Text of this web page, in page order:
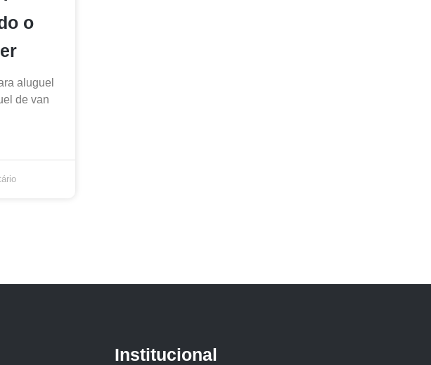
o
aluguel
de van
Institucional